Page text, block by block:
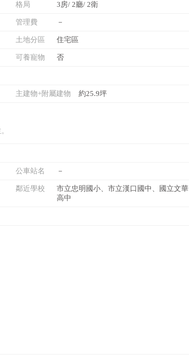
格局 3房/ 2廳/ 2衛
管理費 －
土地分區 住宅區
可養寵物 否
主建物+附屬建物 約25.9坪
公車站名 －
鄰近學校
市立忠明國小、市立漢口國中、國立文華
高中